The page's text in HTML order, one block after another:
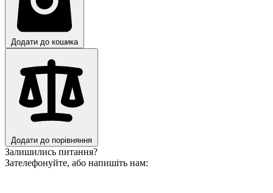
Додати до кошика
Додати до порівняння
Залишились питання?
Зателефонуйте, або напишіть нам: